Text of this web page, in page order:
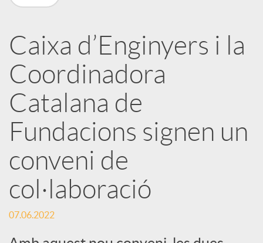
r
x
e
s
S
Caixa d’Enginyers i la
Coordinadora
Catalana de
Fundacions signen un
conveni de
col·laboració
07.06.2022